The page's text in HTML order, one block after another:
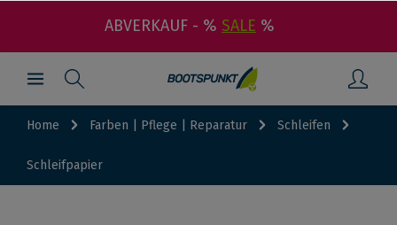
ABVERKAUF - % SALE %
Home Farben | Pflege | Reparatur Schleifen
Schleifpapier